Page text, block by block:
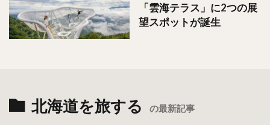
「雲海テラス」に2つの展
望スポットが誕生
北海道を旅する の最新記事